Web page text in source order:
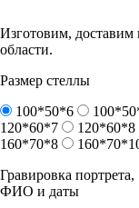
Изготовим, доставим
области.
Размер стеллы
100*50*6
120*60*7
120*60*8
160*70*8
Гравировка портрета,
ФИО и даты